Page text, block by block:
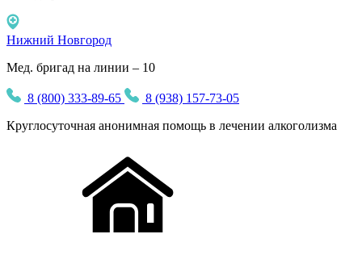
Нижний Новгород
Мед. бригад на линии – 10
8 (800) 333-89-65
8 (938) 157-73-05
Круглосуточная анонимная помощь в лечении алкоголизма